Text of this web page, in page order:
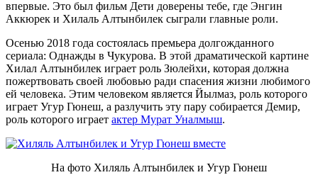
впервые. Это был фильм Дети доверены тебе, где Энгин
Аккюрек и Хилаль Алтынбилек сыграли главные роли.
Осенью 2018 года состоялась премьера долгожданного
сериала: Однажды в Чукурова. В этой драматической картине
Хилал Алтынбилек играет роль Зюлейхи, которая должна
пожертвовать своей любовью ради спасения жизни любимого
ей человека. Этим человеком является Йылмаз, роль которого
играет Угур Гюнеш, а разлучить эту пару собирается Демир,
роль которого играет актер Мурат Уналмыш.
На фото Хиляль Алтынбилек и Угур Гюнеш